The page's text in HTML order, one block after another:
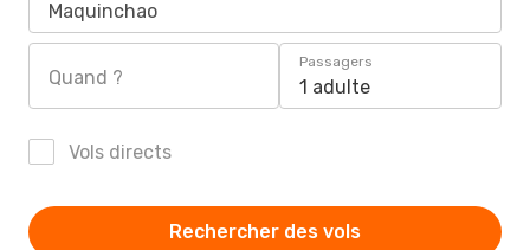
Maquinchao
Quand ?
Passagers
1 adulte
Vols directs
Rechercher des vols